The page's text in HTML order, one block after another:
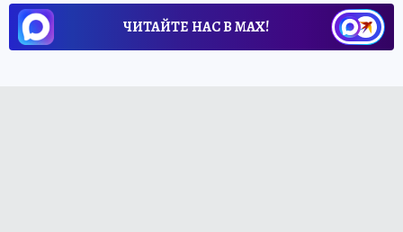
ЧИТАЙТЕ НАС В МАХ!